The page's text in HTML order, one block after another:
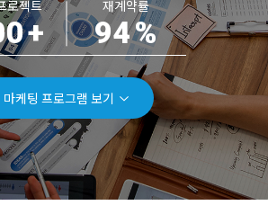
로젝트
+
재계약률
94%
마케팅 프로그램 보기